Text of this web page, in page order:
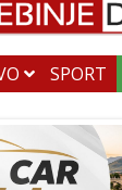
SPORT